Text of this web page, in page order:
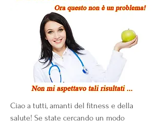
Ciao a tutti, amanti del fitness e della
salute! Se state cercando un modo